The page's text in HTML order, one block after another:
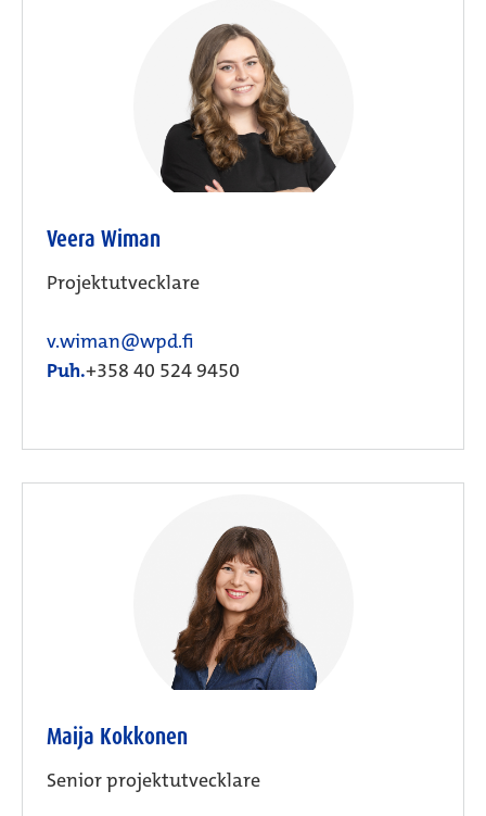
Veera Wiman
Projektutvecklare
v.wiman@wpd.fi
Puh.+358 40 524 9450
Maija Kokkonen
Senior projektutvecklare